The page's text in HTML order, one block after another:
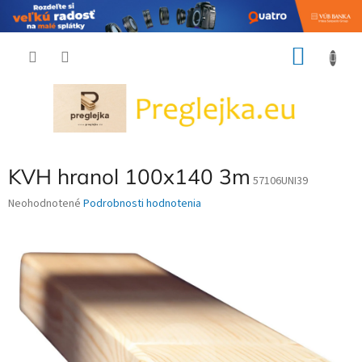
KVH hranol 100x140 3m 57106UNI39
Priemerné
0,0
hviezdičiek.
Neohodnotené Podrobnosti hodnotenia